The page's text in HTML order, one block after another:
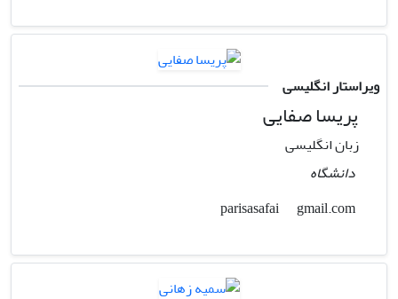
ویراستار انگلیسی
پریسا صفایی
زبان انگلیسی
دانشگاه
gmail.com